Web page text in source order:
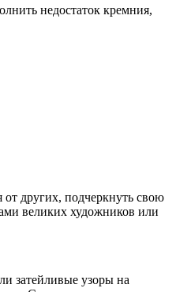
недостаток кремния,
других, подчеркнуть свою
великих художников или
затейливые узоры на